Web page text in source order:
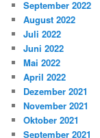
September 2022
August 2022
Juli 2022
Juni 2022
Mai 2022
April 2022
Dezember 2021
November 2021
Oktober 2021
September 2021